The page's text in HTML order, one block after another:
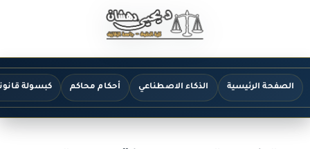
الصفحة الرئيسية الذكاء الاصطناعي أحكام محاكم كبسولة